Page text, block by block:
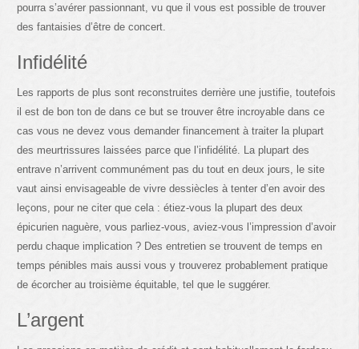
pourra s’avérer passionnant, vu que il vous est possible de trouver
des fantaisies d’être de concert.
Infidélité
Les rapports de plus sont reconstruites derrière une justifie, toutefois
il est de bon ton de dans ce but se trouver être incroyable dans ce
cas vous ne devez vous demander financement à traiter la plupart
des meurtrissures laissées parce que l’infidélité. La plupart des
entrave n’arrivent communément pas du tout en deux jours, le site
vaut ainsi envisageable de vivre dessiècles à tenter d’en avoir des
leçons, pour ne citer que cela : étiez-vous la plupart des deux
épicurien naguère, vous parliez-vous, aviez-vous l’impression d’avoir
perdu chaque implication ? Des entretien se trouvent de temps en
temps pénibles mais aussi vous y trouverez probablement pratique
de écorcher au troisième équitable, tel que le suggérer.
L’argent